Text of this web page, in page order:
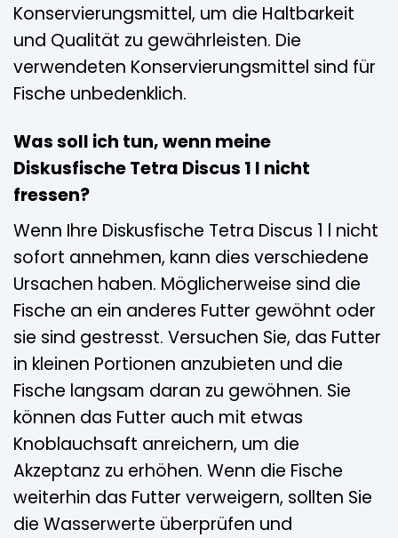
Konservierungsmittel, um die Haltbarkeit
und Qualität zu gewährleisten. Die
verwendeten Konservierungsmittel sind für
Fische unbedenklich.
Was soll ich tun, wenn meine
Diskusfische Tetra Discus 1 l nicht
fressen?
Wenn Ihre Diskusfische Tetra Discus 1 l nicht
sofort annehmen, kann dies verschiedene
Ursachen haben. Möglicherweise sind die
Fische an ein anderes Futter gewöhnt oder
sie sind gestresst. Versuchen Sie, das Futter
in kleinen Portionen anzubieten und die
Fische langsam daran zu gewöhnen. Sie
können das Futter auch mit etwas
Knoblauchsaft anreichern, um die
Akzeptanz zu erhöhen. Wenn die Fische
weiterhin das Futter verweigern, sollten Sie
die Wasserwerte überprüfen und